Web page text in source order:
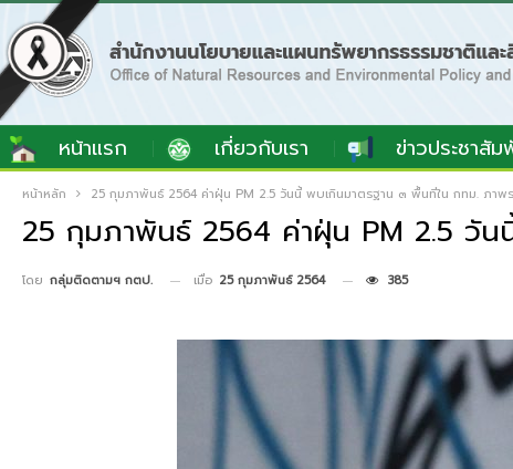
หน้าแรก เกี่ยวกับเรา ข่าวประชาสั
หน้าหลัก 25 กุมภาพันธ์ 2564 ค่าฝุ่น PM 2.5 วันนี้ พบเกินมาตรฐาน ๓ พื้นที่ใน กทม. ภาพ
25 กุมภาพันธ์ 2564 ค่าฝุ่น PM 2.5 วั
โดย กลุ่มติดตามฯ กตป. เมื่อ 25 กุมภาพันธ์ 2564 385